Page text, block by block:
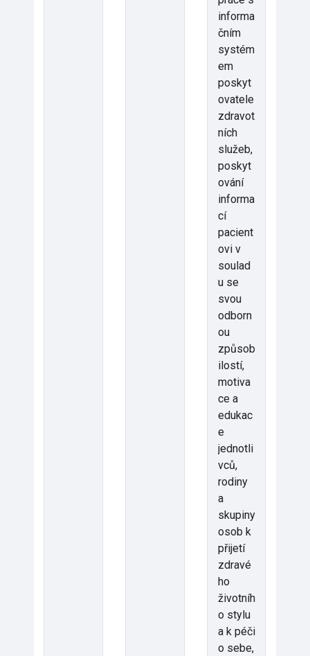
informa
čním
systém
em
poskyt
ovatele
zdravot
ních
služeb,
poskyt
ování
informa
cí
pacient
ovi v
soulad
u se
svou
odborn
ou
způsob
ilostí,
motiva
ce a
edukac
e
jednotli
vců,
rodiny
a
skupiny
osob k
přijetí
zdravé
ho
životníh
o stylu
a k péči
o sebe,